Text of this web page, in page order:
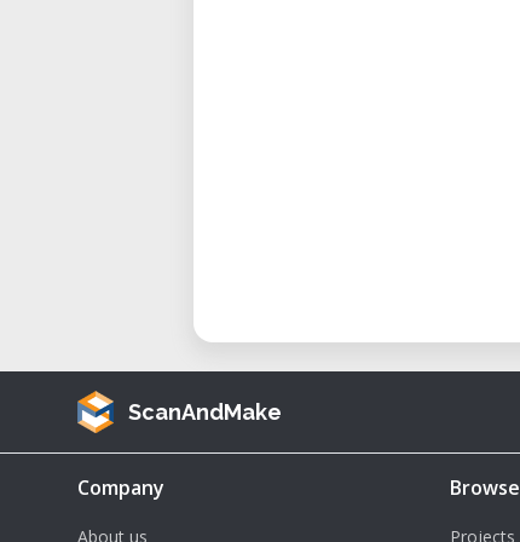
ScanAndMake
Company
About us
Browse
Projects